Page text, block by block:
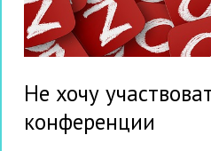
Не хочу
конференции